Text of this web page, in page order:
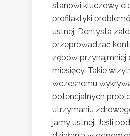
stanowi kluczowy
profilaktyki
ustnej. Dentysta
przeprowadzać
zębów przynajmniej
miesięcy. Takie
wczesnemu
potencjalnych
utrzymaniu
jamy ustnej. Jeśli